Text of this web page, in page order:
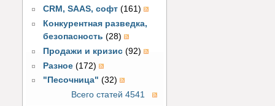
CRM, SAAS, софт (161)
Конкурентная разведка,
безопасность (28)
Продажи и кризис (92)
Разное (172)
"Песочница" (32)
Всего статей 4541